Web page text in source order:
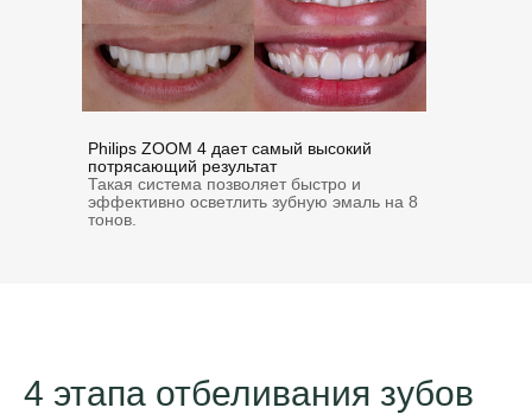
Philips ZOOM 4 дает самый высокий
потрясающий результат
Такая система позволяет быстро и
эффективно осветлить зубную эмаль на 8
тонов.
4 этапа отбеливания зубов